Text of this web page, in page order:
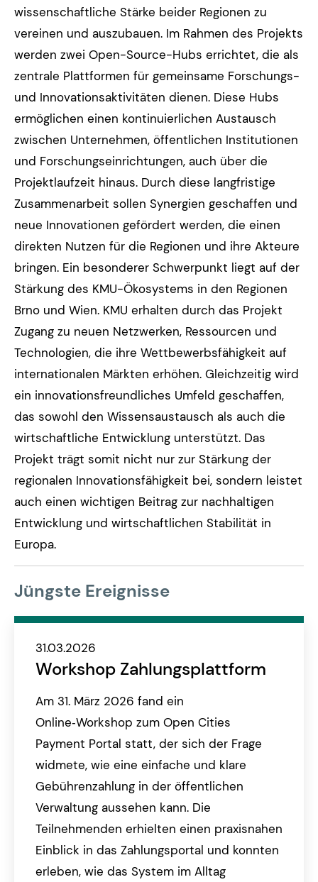
wissenschaftliche Stärke beider Regionen zu
vereinen und auszubauen. Im Rahmen des Projekts
werden zwei Open-Source-Hubs errichtet, die als
zentrale Plattformen für gemeinsame Forschungs-
und Innovationsaktivitäten dienen. Diese Hubs
ermöglichen einen kontinuierlichen Austausch
zwischen Unternehmen, öffentlichen Institutionen
und Forschungseinrichtungen, auch über die
Projektlaufzeit hinaus. Durch diese langfristige
Zusammenarbeit sollen Synergien geschaffen und
neue Innovationen gefördert werden, die einen
direkten Nutzen für die Regionen und ihre Akteure
bringen. Ein besonderer Schwerpunkt liegt auf der
Stärkung des KMU-Ökosystems in den Regionen
Brno und Wien. KMU erhalten durch das Projekt
Zugang zu neuen Netzwerken, Ressourcen und
Technologien, die ihre Wettbewerbsfähigkeit auf
internationalen Märkten erhöhen. Gleichzeitig wird
ein innovationsfreundliches Umfeld geschaffen,
das sowohl den Wissensaustausch als auch die
wirtschaftliche Entwicklung unterstützt. Das
Projekt trägt somit nicht nur zur Stärkung der
regionalen Innovationsfähigkeit bei, sondern leistet
auch einen wichtigen Beitrag zur nachhaltigen
Entwicklung und wirtschaftlichen Stabilität in
Europa.
Jüngste Ereignisse
31.03.2026
Workshop Zahlungsplattform
Am 31. März 2026 fand ein
Online‑Workshop zum Open Cities
Payment Portal statt, der sich der Frage
widmete, wie eine einfache und klare
Gebührenzahlung in der öffentlichen
Verwaltung aussehen kann. Die
Teilnehmenden erhielten einen praxisnahen
Einblick in das Zahlungsportal und konnten
erleben, wie das System im Alltag